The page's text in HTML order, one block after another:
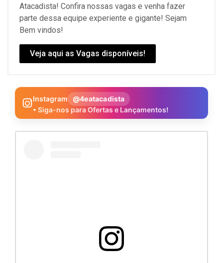
Atacadista! Confira nossas vagas e venha fazer
parte dessa equipe experiente e gigante! Sejam
Bem vindos!
Veja aqui as Vagas disponíveis!
Instagram
@4eatacadista
• Siga-nos para Ofertas e Lançamentos!